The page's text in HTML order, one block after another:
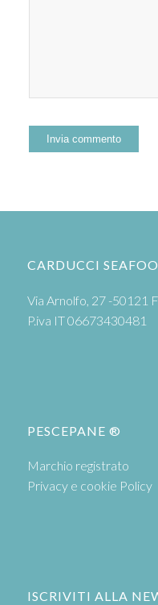
CARDUCCI
Via Arnolfo, 27 -50121
P.iva IT 06673430481
PESCEPANE ®
Marchio registrato
Privacy e cookie Policy
ISCRIVITI ALLA